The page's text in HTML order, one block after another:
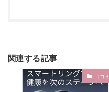
関連する記事
口コミ